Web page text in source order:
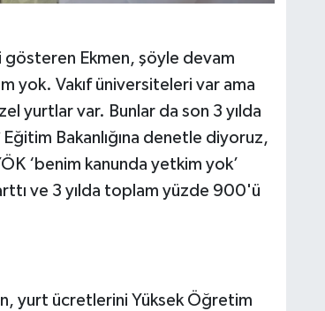
gösteren Ekmen, şöyle devam
yok. Vakıf üniversiteleri var ama
yurtlar var. Bunlar da son 3 yılda
Bakanlığına denetle diyoruz,
‘benim kanunda yetkim yok’
ve 3 yılda toplam yüzde 900'ü
yurt ücretlerini Yüksek Öğretim